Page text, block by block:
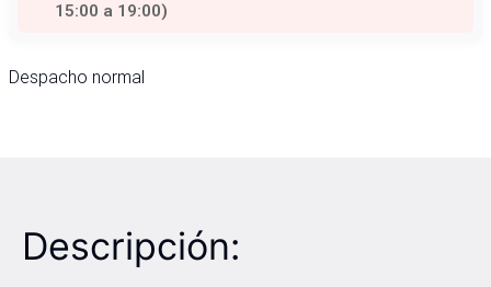
15:00 a 19:00)
Despacho normal
Descripción: